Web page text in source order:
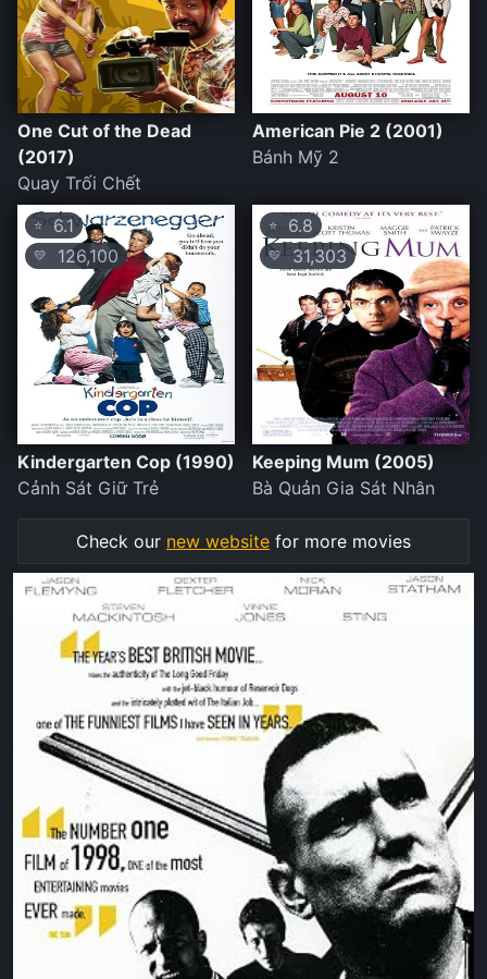
One Cut of the Dead
(2017)
Quay Trối Chết
American Pie 2 (2001)
Bánh Mỹ 2
⭐6.1
💛 126,100
Kindergarten Cop (1990)
Cảnh Sát Giữ Trẻ
⭐ 6.8
💛 31,303
Keeping Mum (2005)
Bà Quản Gia Sát Nhân
Check our new website for more movies